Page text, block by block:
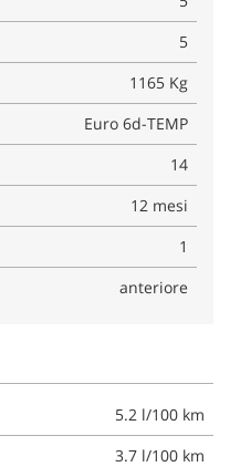
5
1165 Kg
Euro 6d-TEMP
14
12 mesi
1
anteriore
5.2 l/100 km
3.7 l/100 km